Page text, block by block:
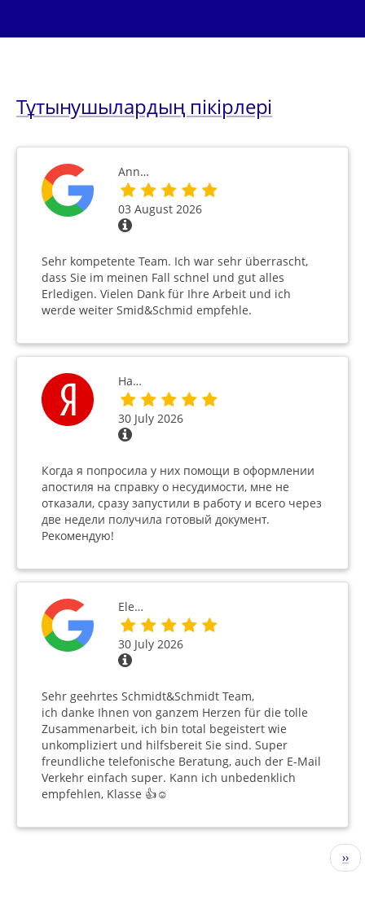
Тұтынушылардың пікірлері
Ann…
03 August 2026
Sehr kompetente Team. Ich war sehr überrascht,
dass Sie im meinen Fall schnel und gut alles
Erledigen. Vielen Dank für Ihre Arbeit und ich
werde weiter Smid&Schmid empfehle.
На…
30 July 2026
Когда я попросила у них помощи в оформлении
апостиля на справку о несудимости, мне не
отказали, сразу запустили в работу и всего через
две недели получила готовый документ.
Рекомендую!
Ele…
30 July 2026
Sehr geehrtes Schmidt&Schmidt Team,
ich danke Ihnen von ganzem Herzen für die tolle
Zusammenarbeit, ich bin total begeistert wie
unkompliziert und hilfsbereit Sie sind. Super
freundliche telefonische Beratung, auch der E-Mail
Verkehr einfach super. Kann ich unbedenklich
empfehlen, Klasse 👍☺️
››